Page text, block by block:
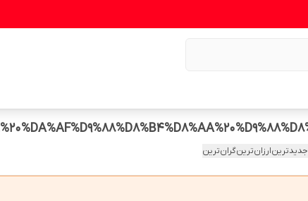
جدیدترینارزان‌ترینگران‌ترین